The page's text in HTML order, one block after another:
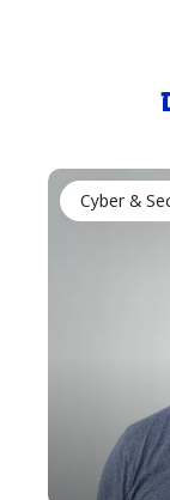
Cyber &